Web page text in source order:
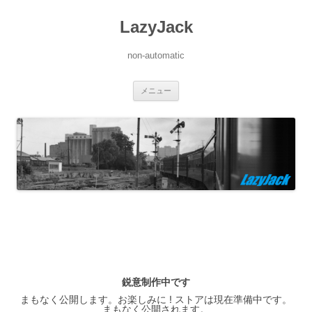
LazyJack
non-automatic
メニュー
ツ
へ
ス
キ
ッ
プ
鋭意制作中です
まもなく公開します。お楽しみに ! ストアは現在準備中です。
まもなく公開されます。